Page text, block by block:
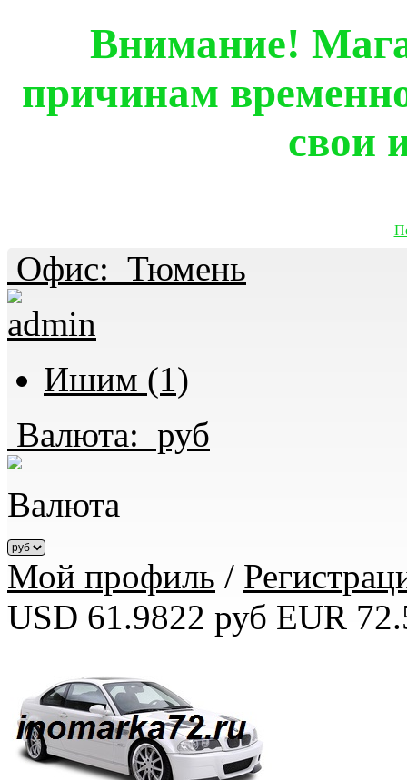
Внимание!
причинам
свои
Офис: Тюмень
Ишим (1)
Валюта: руб
Валюта
Мой профиль /
USD 61.9822 руб EUR